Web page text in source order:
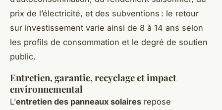
prix de l’électricité, et des subventions : le retour
sur investissement varie ainsi de 8 à 14 ans selon
les profils de consommation et le degré de soutien
public.
Entretien, garantie, recyclage et impact
environnemental
L’entretien des panneaux solaires repose